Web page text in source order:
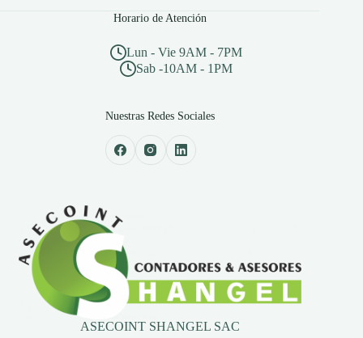
Horario de Atención
Lun - Vie 9AM - 7PM
Sab -10AM - 1PM
Nuestras Redes Sociales
ASECOINT SHANGEL SAC